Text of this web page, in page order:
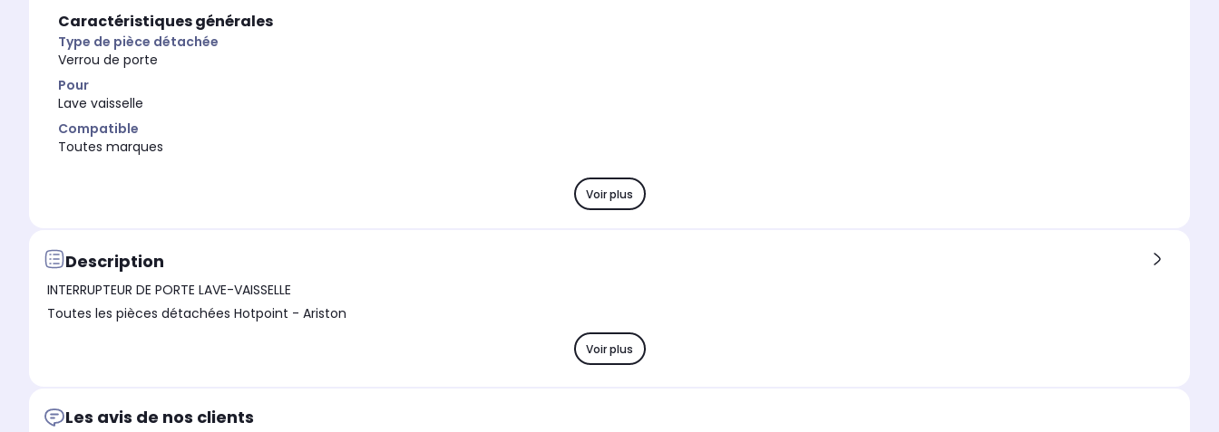
Caractéristiques générales
Type de pièce détachée
Verrou de porte
Pour
Lave vaisselle
Compatible
Toutes marques
Voir plus
Description
INTERRUPTEUR DE PORTE LAVE-VAISSELLE
Toutes les pièces détachées Hotpoint - Ariston
Voir plus
Les avis de nos clients